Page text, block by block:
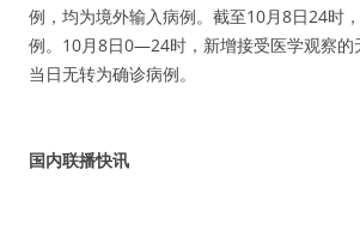
例，均为境外输入病例。截至10月8日24时
例。10月8日0—24时，新增接受医学观察的
当日无转为确诊病例。
国内联播快讯